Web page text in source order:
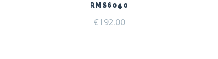
RMS6040
€192.00